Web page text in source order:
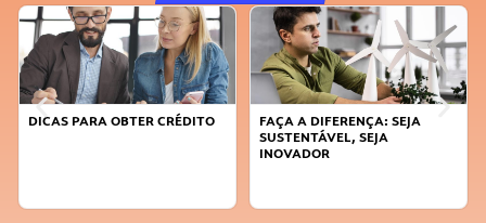
DICAS PARA OBTER CRÉDITO
FAÇA A DIFERENÇA: SEJA
SUSTENTÁVEL, SEJA
INOVADOR